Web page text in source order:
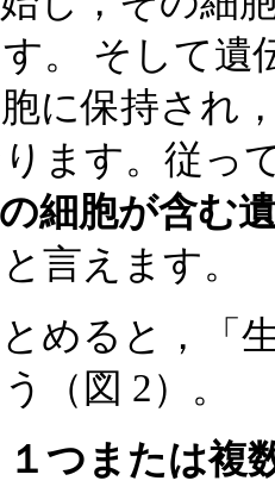
。 そして遺
に保持され
ます。従っ
の細胞が含む
言えます。
めると，「
（図 2）。
つまたは複